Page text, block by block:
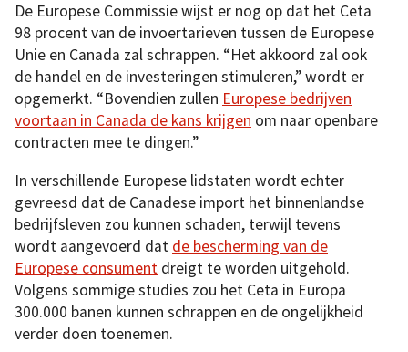
De Europese Commissie wijst er nog op dat het Ceta
98 procent van de invoertarieven tussen de Europese
Unie en Canada zal schrappen. “Het akkoord zal ook
de handel en de investeringen stimuleren,” wordt er
opgemerkt. “Bovendien zullen Europese bedrijven
voortaan in Canada de kans krijgen om naar openbare
contracten mee te dingen.”
In verschillende Europese lidstaten wordt echter
gevreesd dat de Canadese import het binnenlandse
bedrijfsleven zou kunnen schaden, terwijl tevens
wordt aangevoerd dat de bescherming van de
Europese consument dreigt te worden uitgehold.
Volgens sommige studies zou het Ceta in Europa
300.000 banen kunnen schrappen en de ongelijkheid
verder doen toenemen.